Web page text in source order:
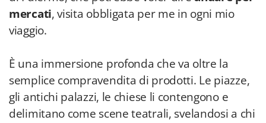
mercati, visita obbligata per me in ogni mio
viaggio.
È una immersione profonda che va oltre la
semplice compravendita di prodotti. Le piazze,
gli antichi palazzi, le chiese li contengono e
delimitano come scene teatrali, svelandosi a chi